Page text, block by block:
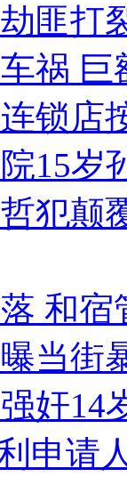
匪打
祸 巨
锁店
15岁
犯颠
和
当街
奸14
申请